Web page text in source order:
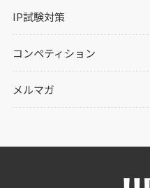
IP試験対策
コンペティション
メルマガ